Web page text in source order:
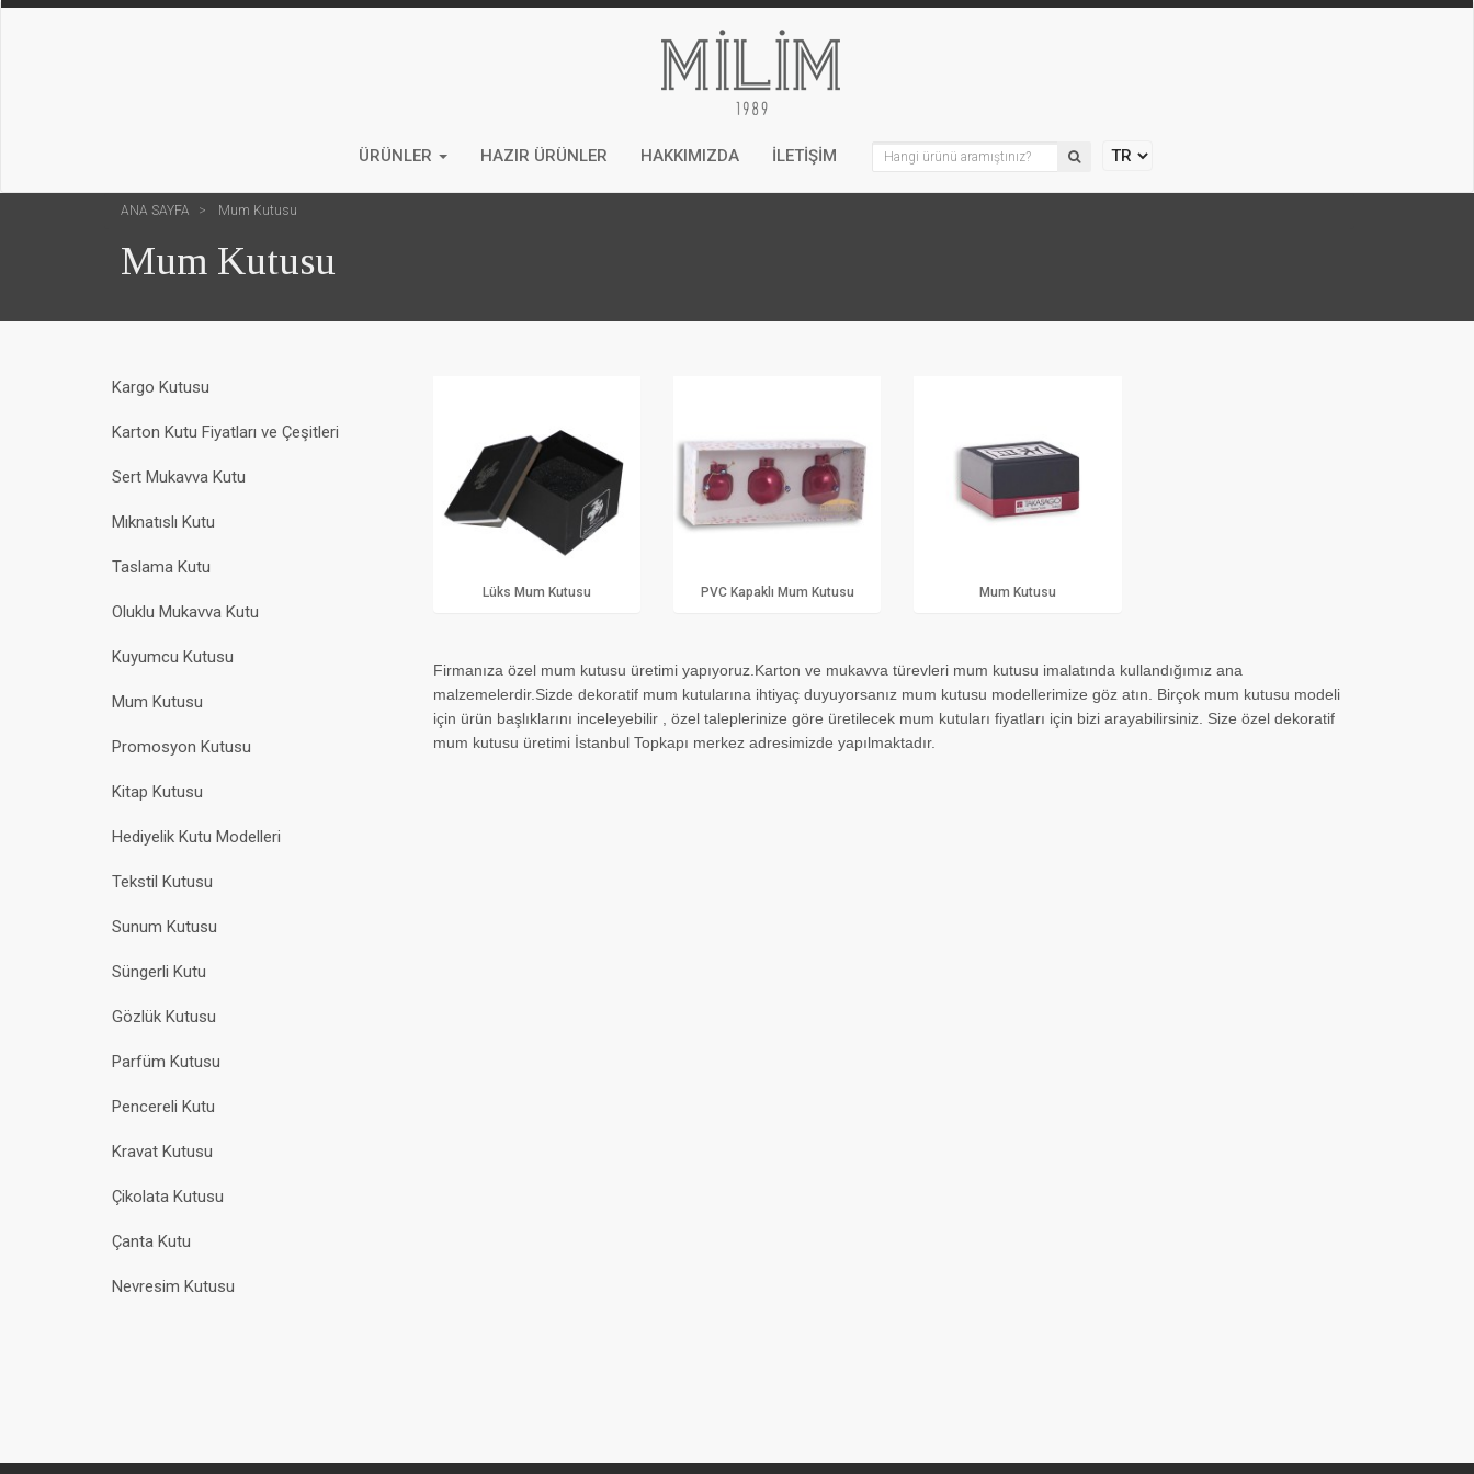
ÜRÜNLER HAZIR ÜRÜNLER HAKKIMIZDA İLETİŞİM
ANA SAYFA Mum Kutusu
Mum Kutusu
Kargo Kutusu
Karton Kutu Fiyatları ve Çeşitleri
Sert Mukavva Kutu
Mıknatıslı Kutu
Taslama Kutu
Oluklu Mukavva Kutu
Kuyumcu Kutusu
Mum Kutusu
Promosyon Kutusu
Kitap Kutusu
Hediyelik Kutu Modelleri
Tekstil Kutusu
Sunum Kutusu
Süngerli Kutu
Gözlük Kutusu
Parfüm Kutusu
Pencereli Kutu
Kravat Kutusu
Çikolata Kutusu
Çanta Kutu
Nevresim Kutusu
Lüks Mum Kutusu PVC Kapaklı Mum Kutusu Mum Kutusu
Firmanıza özel mum kutusu üretimi yapıyoruz.Karton ve mukavva türevleri mum kutusu imalatında kullandığımız ana
malzemelerdir.Sizde dekoratif mum kutularına ihtiyaç duyuyorsanız mum kutusu modellerimize göz atın. Birçok mum kutusu modeli
için ürün başlıklarını inceleyebilir , özel taleplerinize göre üretilecek mum kutuları fiyatları için bizi arayabilirsiniz. Size özel dekoratif
mum kutusu üretimi İstanbul Topkapı merkez adresimizde yapılmaktadır.